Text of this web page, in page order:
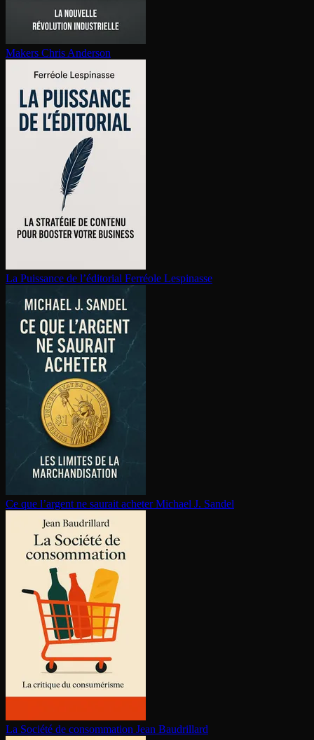
Makers Chris Anderson
La Puissance de l’éditorial Ferréole Lespinasse
Ce que l’argent ne saurait acheter Michael J. Sandel
La Société de consom­ma­tion Jean Baudrillard